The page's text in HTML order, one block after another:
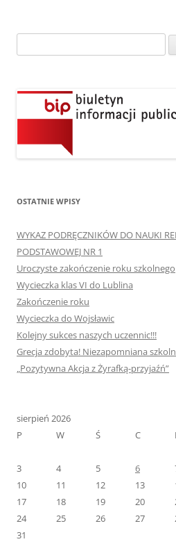
OSTATNIE WPISY
WYKAZ PODRĘCZNIKÓW DO NAUKI
PODSTAWOWEJ NR 1
Uroczyste zakończenie roku szkolnego
Wycieczka klas VI do Lublina
Zakończenie roku
Wycieczka do Wojsławic
Kolejny sukces naszych uczennic!!!
Grecja zdobyta! Niezapomniana
„Pozytywna Akcja z Żyrafką-przyjaźń”
sierpień 2026
P
W Ś C
3
4 5 6
10
11 12 13
17
18 19 20
24
25 26 27
31